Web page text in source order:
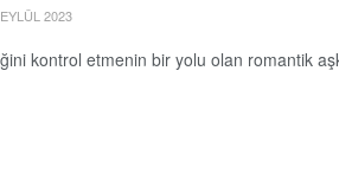
2023
kontrol etmenin bir yolu olan romantik